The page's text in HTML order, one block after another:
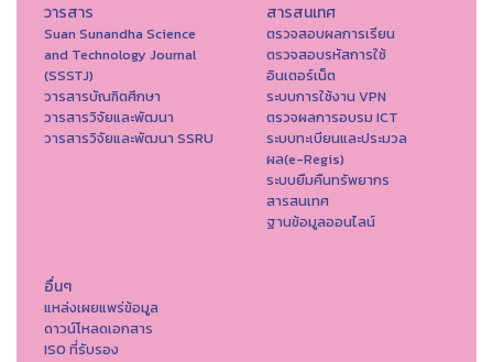
วารสาร
Suan Sunandha Science
and Technology Journal
(SSSTJ)
วารสารบัณฑิตศึกษา
วารสารวิจัยและพัฒนา
วารสารวิจัยและพัฒนา SSRU
สารสนเทศ
ตรวจสอบผลการเรียน
ตรวจสอบรหัสการใช้
อินเตอร์เน็ต
ระบบการใช้งาน VPN
ตรวจผลการอบรม ICT
ระบบทะเบียนและประมวล
ผล(e-Regis)
ระบบยืมคืนทรัพยากร
สารสนเทศ
ฐานข้อมูลออนไลน์
อื่นๆ
แหล่งเผยแพร่ข้อมูล
ดาวน์โหลดเอกสาร
ISO ที่รับรอง